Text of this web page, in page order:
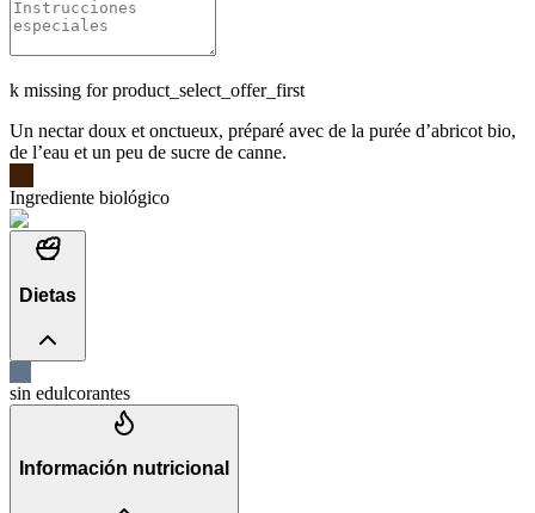
k missing for product_select_offer_first
Un nectar doux et onctueux, préparé avec de la purée d’abricot bio,
de l’eau et un peu de sucre de canne.
Ingrediente biológico
Dietas
sin edulcorantes
Información nutricional